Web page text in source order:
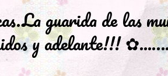
guarida de las
y adelante!!!